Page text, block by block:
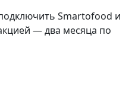
Smartofood и
— два месяца по